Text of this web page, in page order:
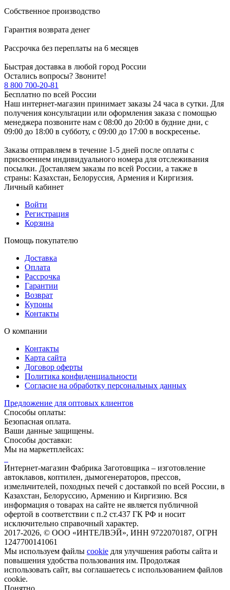
Собственное производство
Гарантия возврата денег
Рассрочка без переплаты на 6 месяцев
Быстрая доставка в любой город России
Остались вопросы? Звоните!
8 800 700-20-81
Бесплатно по всей России
Наш интернет-магазин принимает заказы 24 часа в сутки. Для
получения консультации или оформления заказа с помощью
менеджера позвоните нам с 08:00 до 20:00 в будние дни, с
09:00 до 18:00 в субботу, с 09:00 до 17:00 в воскресенье.
Заказы отправляем в течение 1-5 дней после оплаты с
присвоением индивидуального номера для отслеживания
посылки. Доставляем заказы по всей России, а также в
страны: Казахстан, Белоруссия, Армения и Киргизия.
Личный кабинет
Войти
Регистрация
Корзина
Помощь покупателю
Доставка
Оплата
Рассрочка
Гарантии
Возврат
Купоны
Контакты
О компании
Контакты
Карта сайта
Договор оферты
Политика конфиденциальности
Согласие на обработку персональных данных
Предложение для оптовых клиентов
Способы оплаты:
Безопасная оплата.
Ваши данные защищены.
Способы доставки:
Мы на маркетплейсах:
Интернет-магазин Фабрика Заготовщика – изготовление
автоклавов, коптилен, дымогенераторов, прессов,
измельчителей, походных печей с доставкой по всей России, в
Казахстан, Белоруссию, Армению и Киргизию. Вся
информация о товарах на сайте не является публичной
офертой в соответствии с п.2 ст.437 ГК РФ и носит
исключительно справочный характер.
2017-2026, © ООО «ИНТЕЛВЭЙ», ИНН 9722070187, ОГРН
1247700141061
Мы используем файлы cookie для улучшения работы сайта и
повышения удобства пользования им. Продолжая
использовать сайт, вы соглашаетесь с использованием файлов
cookie.
Понятно